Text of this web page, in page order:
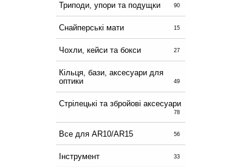
Триподи, упори та подущки 90
Снайперські мати 15
Чохли, кейси та бокси 27
Кільця, бази, аксесуари для
оптики
49
Стрілецькі та збройові аксесуари
78
Все для AR10/AR15 56
Інструмент 33